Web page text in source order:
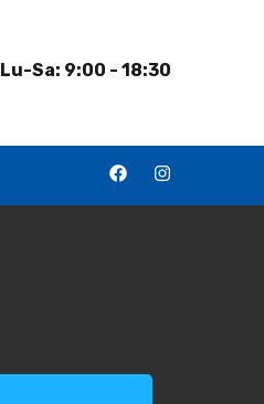
Lu-Sa: 9:00 - 18:30